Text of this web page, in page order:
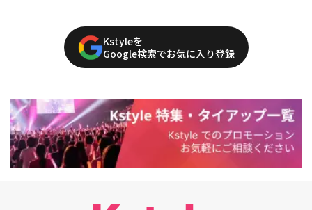
Kstyleを
Google検索でお気に入り登録